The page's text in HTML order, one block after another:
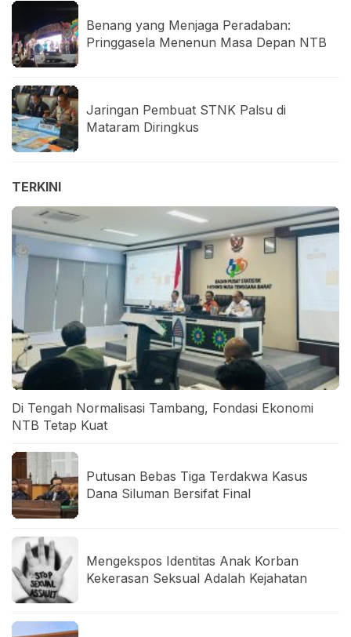
Benang yang Menjaga Peradaban:
Pringgasela Menenun Masa Depan NTB
Jaringan Pembuat STNK Palsu di
Mataram Diringkus
TERKINI
Di Tengah Normalisasi Tambang, Fondasi Ekonomi
NTB Tetap Kuat
Putusan Bebas Tiga Terdakwa Kasus
Dana Siluman Bersifat Final
Mengekspos Identitas Anak Korban
Kekerasan Seksual Adalah Kejahatan